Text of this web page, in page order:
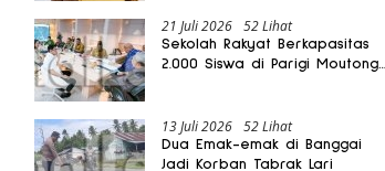
21 Juli 2026 52 Lihat
Sekolah Rakyat Berkapasitas
2.000 Siswa di Parigi Moutong
13 Juli 2026 52 Lihat
Dua Emak-emak di Banggai
Jadi Korban Tabrak Lari